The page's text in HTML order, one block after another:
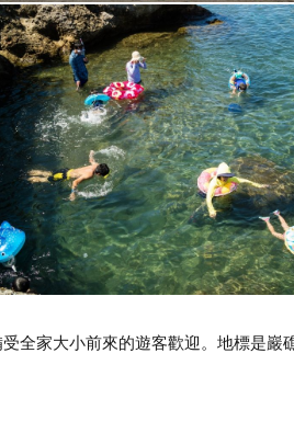
全家大小前來的遊客歡迎。地標是巖